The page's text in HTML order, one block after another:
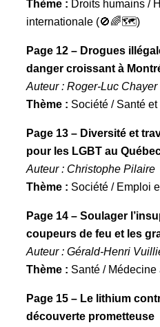
Thème : Droits humains /
internationale (🚫🌈🗺️)
Page 12 – Drogues
danger croissant à
Auteur : Roger-Luc Chayer
Thème : Société / Santé
Page 13 – Diversité et
pour les LGBT au
Auteur : Christophe Pilaire
Thème : Société / Emploi
Page 14 – Soulager
coupeurs de feu et les
Auteur : Gérald-Henri
Thème : Santé /
Page 15 – Le lithium
découverte prometteuse